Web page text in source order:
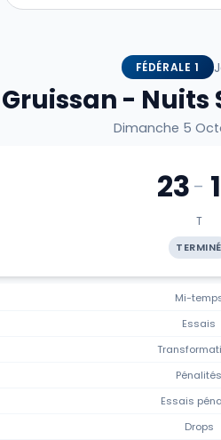
FÉDÉRALE 1
Gruissan - Nuits
Dimanche 5
23-
T
TERMINÉ
Mi-
Essais
Pénalités
Essais
Drops